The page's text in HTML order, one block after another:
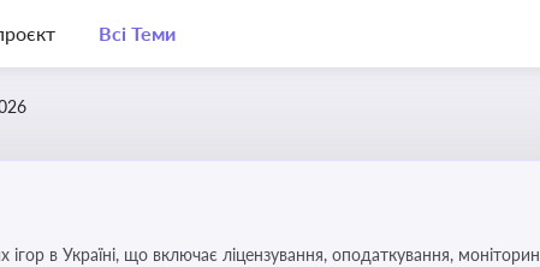
Всі Теми
ігор в Україні, що включає ліцензування, оподаткування,